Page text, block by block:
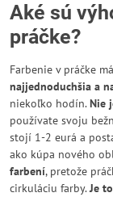
Aké sú
práčke?
Farbenie v práčke
najjednoduchšia a
niekoľko hodín.Nie
používate svoju
stojí 1-2 eurá a
ako kúpa nového
farbení, pretože
cirkuláciu farby.Je